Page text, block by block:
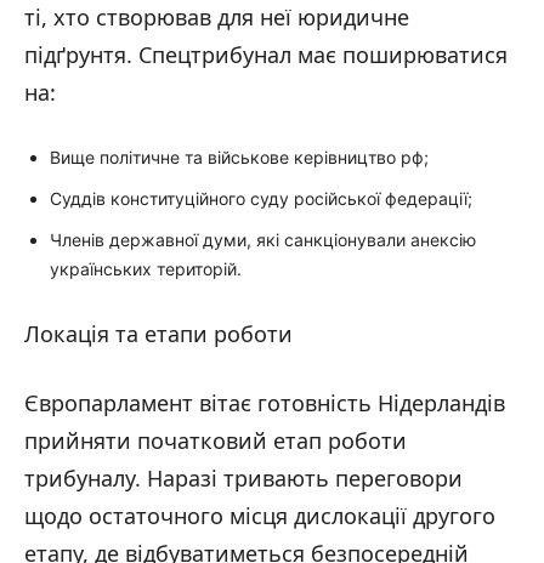
ті, хто створював для неї юридичне
підґрунтя. Спецтрибунал має поширюватися
на:
Вище політичне та військове керівництво рф;
Суддів конституційного суду російської федерації;
Членів державної думи, які санкціонували анексію
українських територій.
Локація та етапи роботи
Європарламент вітає готовність Нідерландів
прийняти початковий етап роботи
трибуналу. Наразі тривають переговори
щодо остаточного місця дислокації другого
етапу, де відбуватиметься безпосередній